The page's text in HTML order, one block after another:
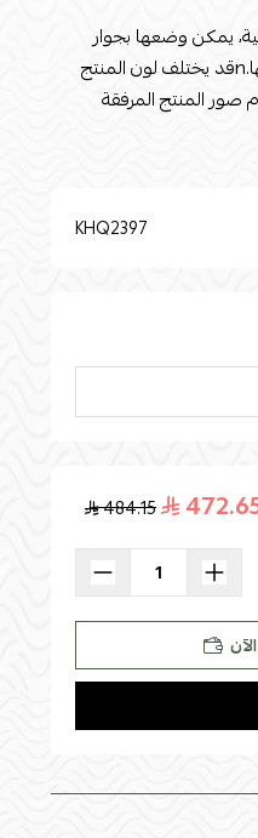
يمكن وضعها بجوار
الكنب أو في غرفة الدراسة، لوضع الكتب والأكواب عليها، متينة، ولاغنى عن اقتنائها.nقد يختلف لون المنتج
صور المنتج المرفقة
KHQ2397
484.15